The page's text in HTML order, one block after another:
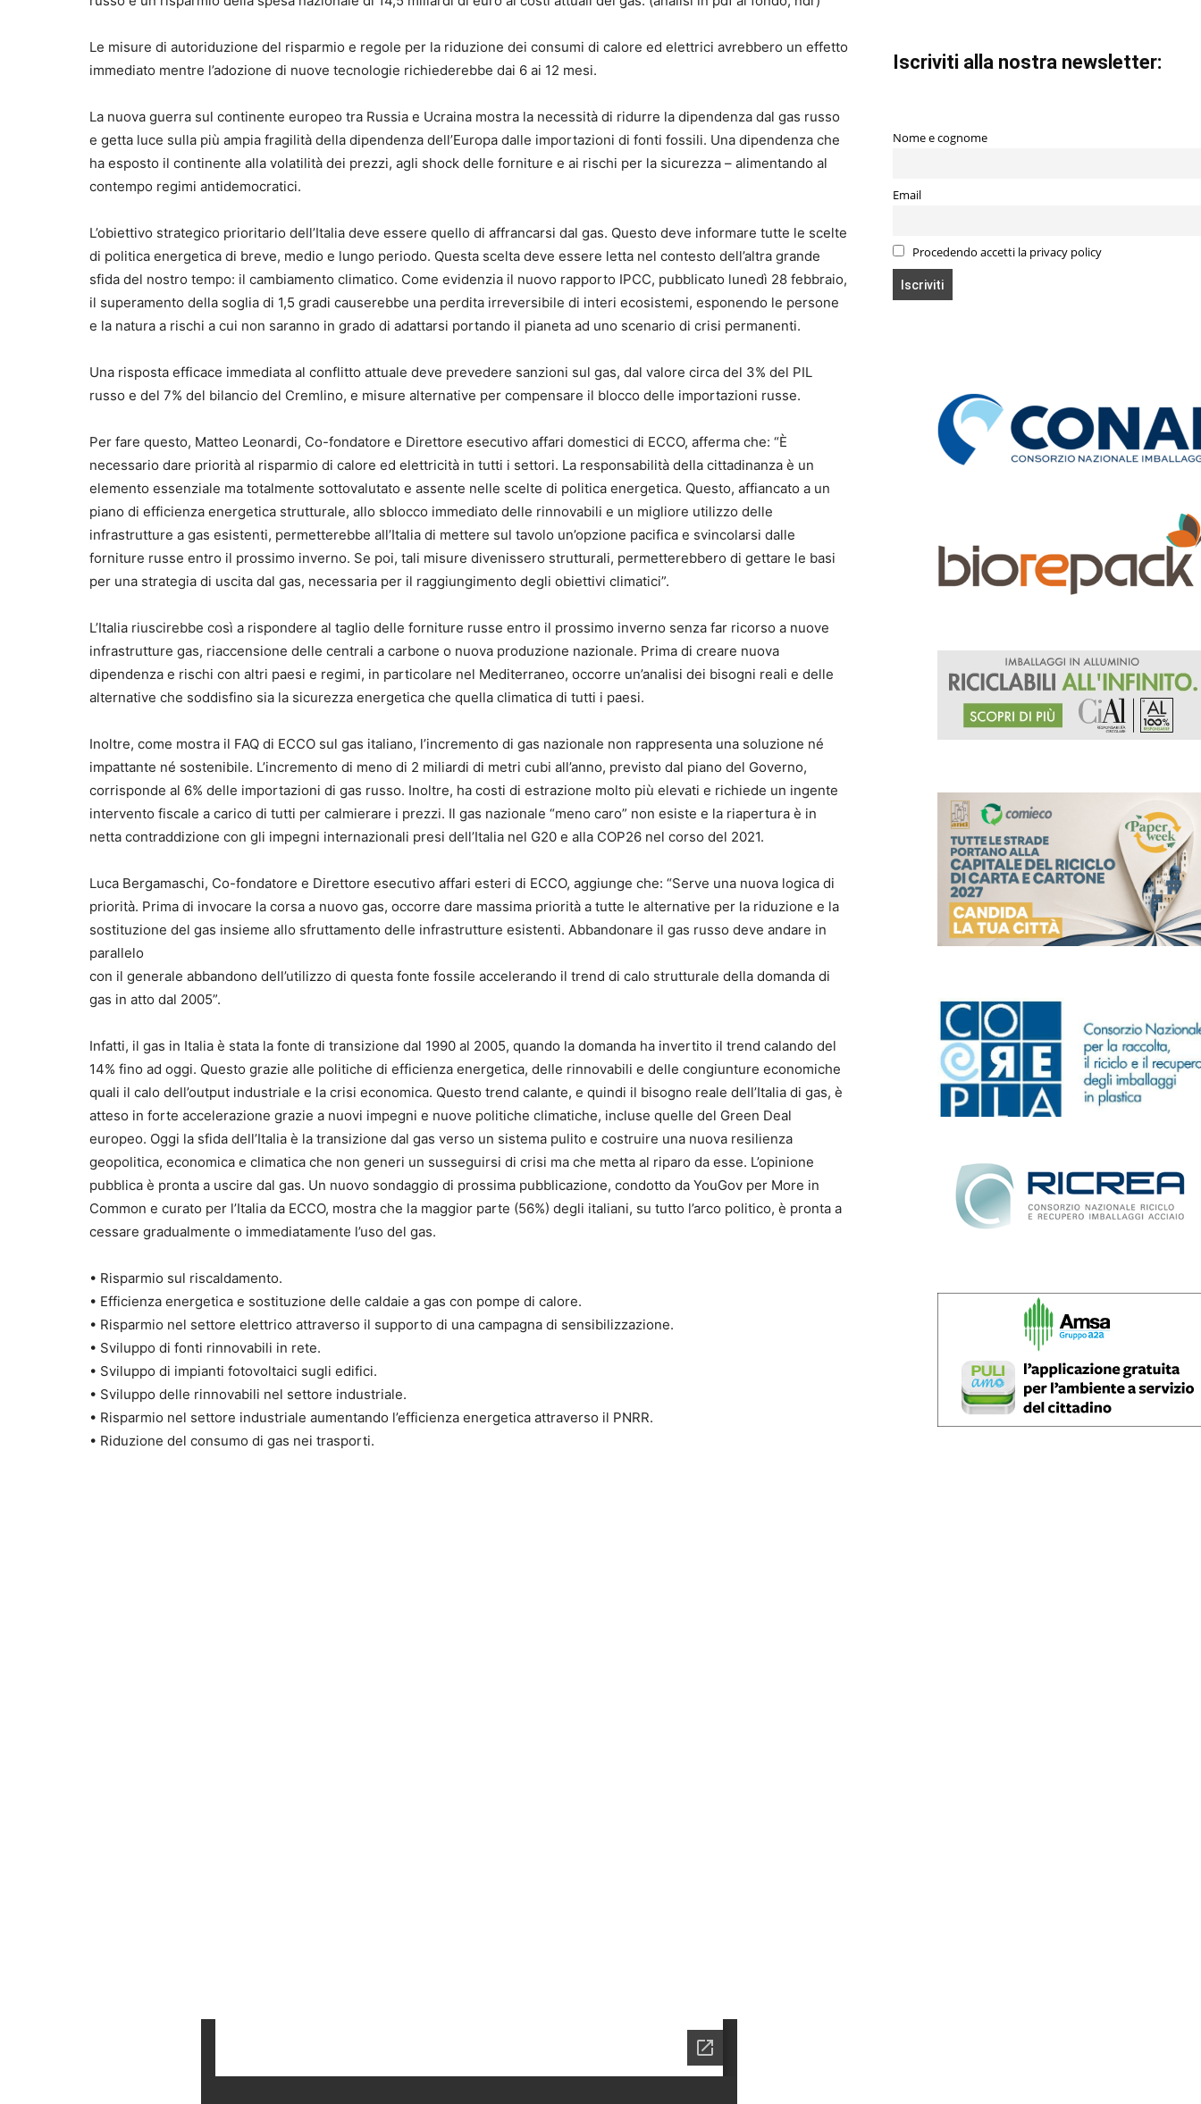
Le misure di autoriduzione del risparmio e regole per la riduzione dei consumi di calore ed elettrici avrebbero un effetto
immediato mentre l’adozione di nuove tecnologie richiederebbe dai 6 ai 12 mesi.
La nuova guerra sul continente europeo tra Russia e Ucraina mostra la necessità di ridurre la dipendenza dal gas russo
e getta luce sulla più ampia fragilità della dipendenza dell’Europa dalle importazioni di fonti fossili. Una dipendenza che
ha esposto il continente alla volatilità dei prezzi, agli shock delle forniture e ai rischi per la sicurezza – alimentando al
contempo regimi antidemocratici.
L’obiettivo strategico prioritario dell’Italia deve essere quello di affrancarsi dal gas. Questo deve informare tutte le scelte
di politica energetica di breve, medio e lungo periodo. Questa scelta deve essere letta nel contesto dell’altra grande
sfida del nostro tempo: il cambiamento climatico. Come evidenzia il nuovo rapporto IPCC, pubblicato lunedì 28 febbraio,
il superamento della soglia di 1,5 gradi causerebbe una perdita irreversibile di interi ecosistemi, esponendo le persone
e la natura a rischi a cui non saranno in grado di adattarsi portando il pianeta ad uno scenario di crisi permanenti.
Una risposta efficace immediata al conflitto attuale deve prevedere sanzioni sul gas, dal valore circa del 3% del PIL
russo e del 7% del bilancio del Cremlino, e misure alternative per compensare il blocco delle importazioni russe.
Per fare questo, Matteo Leonardi, Co-fondatore e Direttore esecutivo affari domestici di ECCO, afferma che: “È
necessario dare priorità al risparmio di calore ed elettricità in tutti i settori. La responsabilità della cittadinanza è un
elemento essenziale ma totalmente sottovalutato e assente nelle scelte di politica energetica. Questo, affiancato a un
piano di efficienza energetica strutturale, allo sblocco immediato delle rinnovabili e un migliore utilizzo delle
infrastrutture a gas esistenti, permetterebbe all’Italia di mettere sul tavolo un’opzione pacifica e svincolarsi dalle
forniture russe entro il prossimo inverno. Se poi, tali misure divenissero strutturali, permetterebbero di gettare le basi
per una strategia di uscita dal gas, necessaria per il raggiungimento degli obiettivi climatici”.
L’Italia riuscirebbe così a rispondere al taglio delle forniture russe entro il prossimo inverno senza far ricorso a nuove
infrastrutture gas, riaccensione delle centrali a carbone o nuova produzione nazionale. Prima di creare nuova
dipendenza e rischi con altri paesi e regimi, in particolare nel Mediterraneo, occorre un’analisi dei bisogni reali e delle
alternative che soddisfino sia la sicurezza energetica che quella climatica di tutti i paesi.
Inoltre, come mostra il FAQ di ECCO sul gas italiano, l’incremento di gas nazionale non rappresenta una soluzione né
impattante né sostenibile. L’incremento di meno di 2 miliardi di metri cubi all’anno, previsto dal piano del Governo,
corrisponde al 6% delle importazioni di gas russo. Inoltre, ha costi di estrazione molto più elevati e richiede un ingente
intervento fiscale a carico di tutti per calmierare i prezzi. Il gas nazionale “meno caro” non esiste e la riapertura è in
netta contraddizione con gli impegni internazionali presi dell’Italia nel G20 e alla COP26 nel corso del 2021.
Luca Bergamaschi, Co-fondatore e Direttore esecutivo affari esteri di ECCO, aggiunge che: “Serve una nuova logica di
priorità. Prima di invocare la corsa a nuovo gas, occorre dare massima priorità a tutte le alternative per la riduzione e la
sostituzione del gas insieme allo sfruttamento delle infrastrutture esistenti. Abbandonare il gas russo deve andare in
parallelo
con il generale abbandono dell’utilizzo di questa fonte fossile accelerando il trend di calo strutturale della domanda di
gas in atto dal 2005”.
Infatti, il gas in Italia è stata la fonte di transizione dal 1990 al 2005, quando la domanda ha invertito il trend calando del
14% fino ad oggi. Questo grazie alle politiche di efficienza energetica, delle rinnovabili e delle congiunture economiche
quali il calo dell’output industriale e la crisi economica. Questo trend calante, e quindi il bisogno reale dell’Italia di gas, è
atteso in forte accelerazione grazie a nuovi impegni e nuove politiche climatiche, incluse quelle del Green Deal
europeo. Oggi la sfida dell’Italia è la transizione dal gas verso un sistema pulito e costruire una nuova resilienza
geopolitica, economica e climatica che non generi un susseguirsi di crisi ma che metta al riparo da esse. L’opinione
pubblica è pronta a uscire dal gas. Un nuovo sondaggio di prossima pubblicazione, condotto da YouGov per More in
Common e curato per l’Italia da ECCO, mostra che la maggior parte (56%) degli italiani, su tutto l’arco politico, è pronta a
cessare gradualmente o immediatamente l’uso del gas.
• Risparmio sul riscaldamento.
• Efficienza energetica e sostituzione delle caldaie a gas con pompe di calore.
• Risparmio nel settore elettrico attraverso il supporto di una campagna di sensibilizzazione.
• Sviluppo di fonti rinnovabili in rete.
• Sviluppo di impianti fotovoltaici sugli edifici.
• Sviluppo delle rinnovabili nel settore industriale.
• Risparmio nel settore industriale aumentando l’efficienza energetica attraverso il PNRR.
• Riduzione del consumo di gas nei trasporti.
Iscriviti alla nostra newsletter:
Nome e cognome
Email
Procedendo accetti la privacy policy